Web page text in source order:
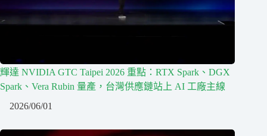
輝達 NVIDIA GTC Taipei 2026 重點：RTX Spark、DGX
Spark、Vera Rubin 量產，台灣供應鏈站上 AI 工廠主線
2026/06/01